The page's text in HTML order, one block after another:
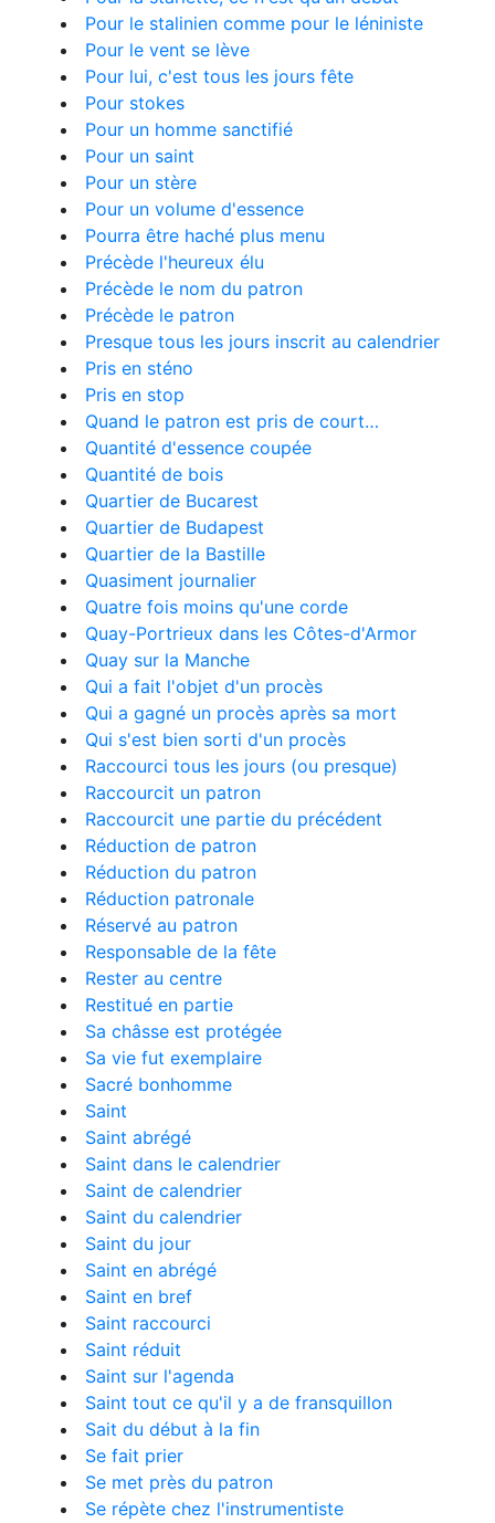
Pour le stalinien comme pour le léniniste
Pour le vent se lève
Pour lui, c'est tous les jours fête
Pour stokes
Pour un homme sanctifié
Pour un saint
Pour un stère
Pour un volume d'essence
Pourra être haché plus menu
Précède l'heureux élu
Précède le nom du patron
Précède le patron
Presque tous les jours inscrit au calendrier
Pris en sténo
Pris en stop
Quand le patron est pris de court…
Quantité d'essence coupée
Quantité de bois
Quartier de Bucarest
Quartier de Budapest
Quartier de la Bastille
Quasiment journalier
Quatre fois moins qu'une corde
Quay-Portrieux dans les Côtes-d'Armor
Quay sur la Manche
Qui a fait l'objet d'un procès
Qui a gagné un procès après sa mort
Qui s'est bien sorti d'un procès
Raccourci tous les jours (ou presque)
Raccourcit un patron
Raccourcit une partie du précédent
Réduction de patron
Réduction du patron
Réduction patronale
Réservé au patron
Responsable de la fête
Rester au centre
Restitué en partie
Sa châsse est protégée
Sa vie fut exemplaire
Sacré bonhomme
Saint
Saint abrégé
Saint dans le calendrier
Saint de calendrier
Saint du calendrier
Saint du jour
Saint en abrégé
Saint en bref
Saint raccourci
Saint réduit
Saint sur l'agenda
Saint tout ce qu'il y a de fransquillon
Sait du début à la fin
Se fait prier
Se met près du patron
Se répète chez l'instrumentiste